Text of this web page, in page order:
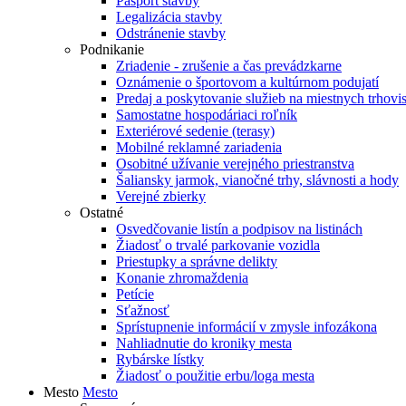
Legalizácia stavby
Odstránenie stavby
Podnikanie
Zriadenie - zrušenie a čas prevádzkarne
Oznámenie o športovom a kultúrnom podujatí
Predaj a poskytovanie služieb na miestnych
Samostatne hospodáriaci roľník
Exteriérové sedenie (terasy)
Mobilné reklamné zariadenia
Osobitné užívanie verejného priestranstva
Šaliansky jarmok, vianočné trhy, slávnosti a hody
Verejné zbierky
Ostatné
Osvedčovanie listín a podpisov na listinách
Žiadosť o trvalé parkovanie vozidla
Priestupky a správne delikty
Konanie zhromaždenia
Petície
Sťažnosť
Sprístupnenie informácií v zmysle infozákona
Nahliadnutie do kroniky mesta
Rybárske lístky
Žiadosť o použitie erbu/loga mesta
Mesto Mesto